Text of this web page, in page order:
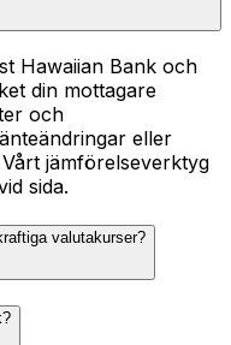
Hawaiian Bank och
din mottagare
och
eller
jämförelseverktyg
sida.
valutakurser?